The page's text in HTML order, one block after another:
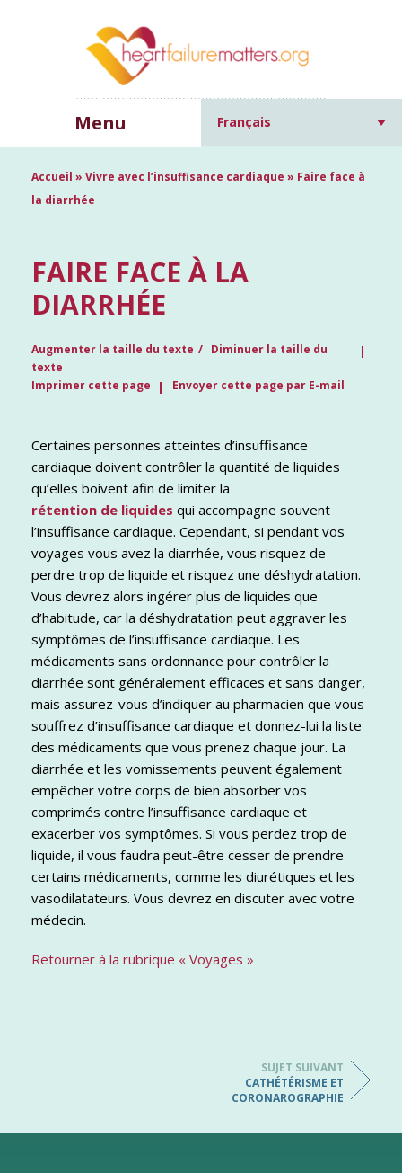
Menu Français
Accueil » Vivre avec l’insuffisance cardiaque » Faire face à
la diarrhée
FAIRE FACE À LA
DIARRHÉE
Augmenter la taille du texte
Diminuer la taille du
texte
Imprimer cette page
Envoyer cette page par E-mail
Certaines personnes atteintes d’insuffisance
cardiaque doivent contrôler la quantité de liquides
qu’elles boivent afin de limiter la
rétention de liquides qui accompagne souvent
l’insuffisance cardiaque. Cependant, si pendant vos
voyages vous avez la diarrhée, vous risquez de
perdre trop de liquide et risquez une déshydratation.
Vous devrez alors ingérer plus de liquides que
d’habitude, car la déshydratation peut aggraver les
symptômes de l’insuffisance cardiaque. Les
médicaments sans ordonnance pour contrôler la
diarrhée sont généralement efficaces et sans danger,
mais assurez-vous d’indiquer au pharmacien que vous
souffrez d’insuffisance cardiaque et donnez-lui la liste
des médicaments que vous prenez chaque jour. La
diarrhée et les vomissements peuvent également
empêcher votre corps de bien absorber vos
comprimés contre l’insuffisance cardiaque et
exacerber vos symptômes. Si vous perdez trop de
liquide, il vous faudra peut-être cesser de prendre
certains médicaments, comme les diurétiques et les
vasodilatateurs. Vous devrez en discuter avec votre
médecin.
Retourner à la rubrique « Voyages »
SUJET SUIVANT
CATHÉTÉRISME ET
CORONAROGRAPHIE